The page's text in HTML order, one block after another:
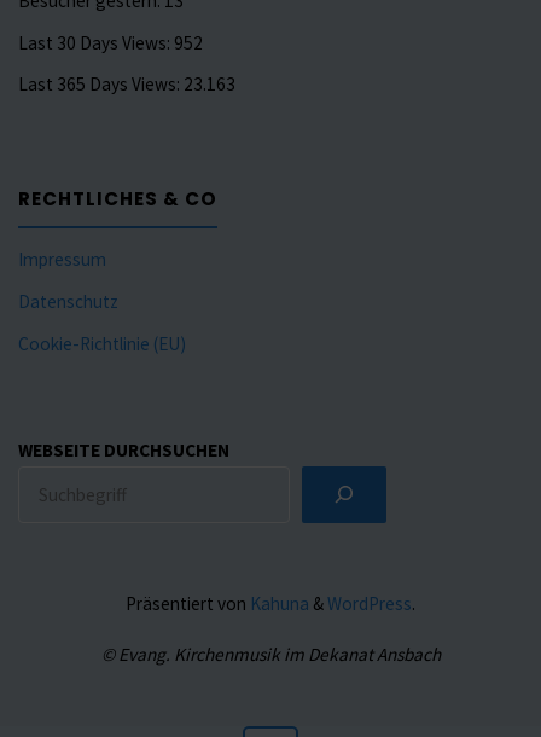
Last 30 Days Views: 952
Last 365 Days Views: 23.163
RECHTLICHES & CO
Impressum
Datenschutz
Cookie-Richtlinie (EU)
WEBSEITE DURCHSUCHEN
Präsentiert von Kahuna &WordPress.
© Evang. Kirchenmusik im Dekanat Ansbach